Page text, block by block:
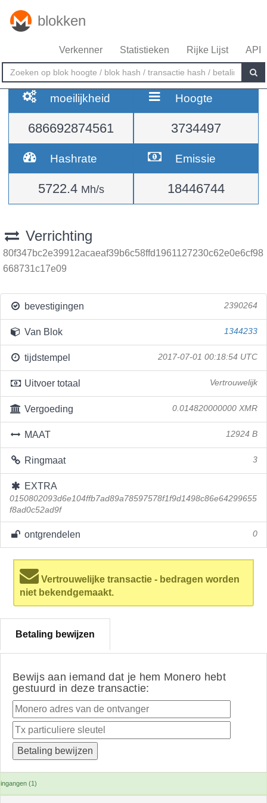
blokken
Verkenner Statistieken Rijke Lijst API
moeilijkheid
686692874561
Hoogte
3734497
Hashrate
5722.4 Mh/s
Emissie
18446744
Verrichting
80f347bc2e39912acaeaf39b6c58ffd1961127230c62e0e6cf98
668731c17e09
bevestigingen 2390264
Van Blok 1344233
tijdstempel 2017-07-01 00:18:54 UTC
Uitvoer totaal Vertrouwelijk
Vergoeding 0.014820000000 XMR
MAAT 12924 B
Ringmaat 3
EXTRA
0150802093d6e104ffb7ad89a78597578f1f9d1498c86e64299655
f8ad0c52ad9f
ontgrendelen 0
Vertrouwelijke transactie - bedragen worden
niet bekendgemaakt.
Betaling bewijzen
Bewijs aan iemand dat je hem Monero hebt
gestuurd in deze transactie:
ingangen (1)